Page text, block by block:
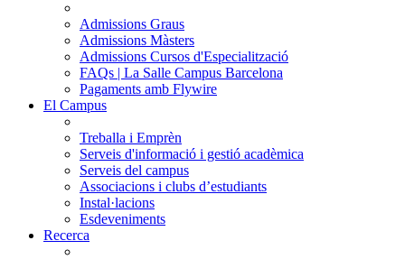
Admissions Graus
Admissions Màsters
Admissions Cursos d'Especialització
FAQs | La Salle Campus Barcelona
Pagaments amb Flywire
El Campus
Treballa i Emprèn
Serveis d'informació i gestió acadèmica
Serveis del campus
Associacions i clubs d’estudiants
Instal·lacions
Esdeveniments
Recerca